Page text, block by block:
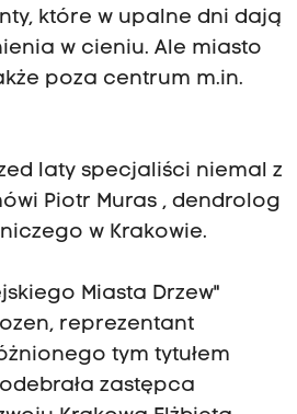
które w upalne dni dają
w cieniu. Ale miasto
poza centrum m.in.
laty specjaliści niemal z
Piotr Muras , dendrolog
w Krakowie.
Miasta Drzew"
reprezentant
tym tytułem
zastępca